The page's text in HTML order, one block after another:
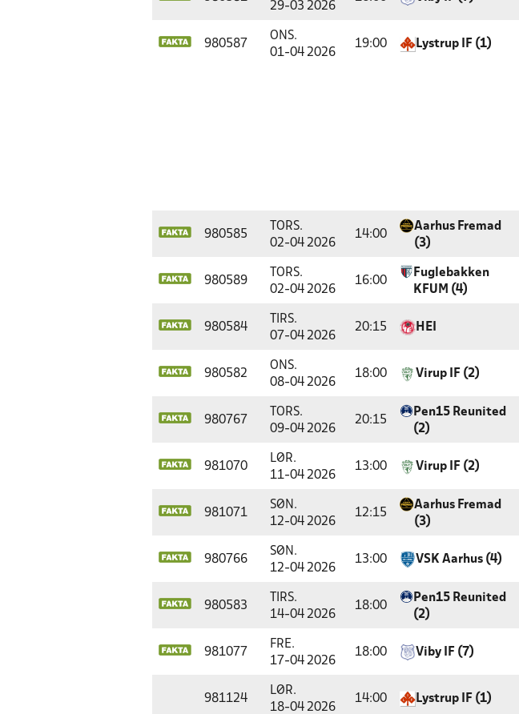
29-03 2026
980587
ONS.
01-04 2026
19:00 Lystrup IF (1)
980585
TORS.
02-04 2026
14:00
Aarhus Fremad
(3)
980589
TORS.
02-04 2026
16:00
Fuglebakken
KFUM (4)
980584
TIRS.
07-04 2026
20:15 HEI
980582
ONS.
08-04 2026
18:00 Virup IF (2)
980767
TORS.
09-04 2026
20:15
Pen15 Reunited
(2)
981070
LØR.
11-04 2026
13:00 Virup IF (2)
981071
SØN.
12-04 2026
12:15
Aarhus Fremad
(3)
980766
SØN.
12-04 2026
13:00 VSK Aarhus (4)
980583
TIRS.
14-04 2026
18:00
Pen15 Reunited
(2)
981077
FRE.
17-04 2026
18:00 Viby IF (7)
981124
LØR.
18-04 2026
14:00 Lystrup IF (1)